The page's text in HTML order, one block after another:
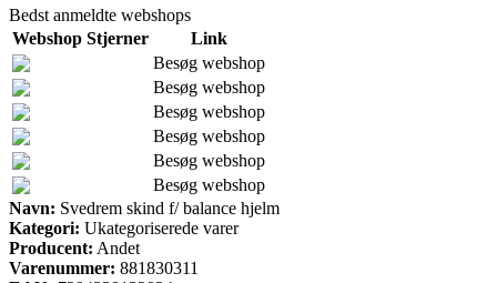
Bedst anmeldte webshops
Webshop Stjerner
Link
Besøg webshop
Besøg webshop
Besøg webshop
Besøg webshop
Besøg webshop
Besøg webshop
Navn: Svedrem skind f/ balance hjelm
Kategori: Ukategoriserede varer
Producent: Andet
Varenummer: 881830311